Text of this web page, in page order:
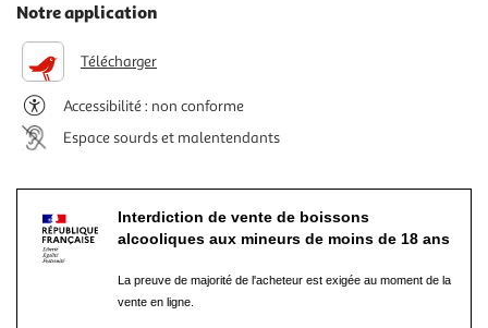
Notre application
Télécharger
Accessibilité : non conforme
Espace sourds et malentendants
Interdiction de vente de boissons
alcooliques aux mineurs de moins de 18 ans
La preuve de majorité de l'acheteur est exigée au moment de la
vente en ligne.